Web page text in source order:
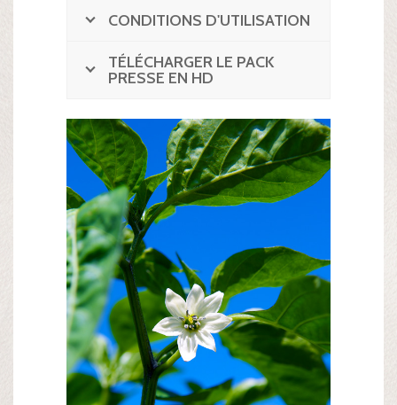
CONDITIONS D'UTILISATION
TÉLÉCHARGER LE PACK
PRESSE EN HD